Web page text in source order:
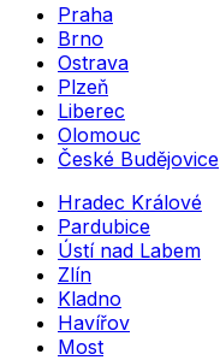
Praha
Brno
Ostrava
Plzeň
Liberec
Olomouc
České Budějovice
Hradec Králové
Pardubice
Ústí nad Labem
Zlín
Kladno
Havířov
Most